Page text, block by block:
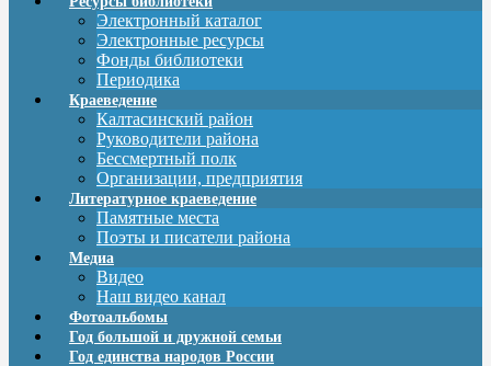
Электронный каталог
Электронные ресурсы
Фонды библиотеки
Периодика
Краеведение
Калтасинский район
Руководители района
Бессмертный полк
Организации, предприятия
Литературное краеведение
Памятные места
Поэты и писатели района
Медиа
Видео
Наш видео канал
Фотоальбомы
Год большой и дружной семьи
Год единства народов России